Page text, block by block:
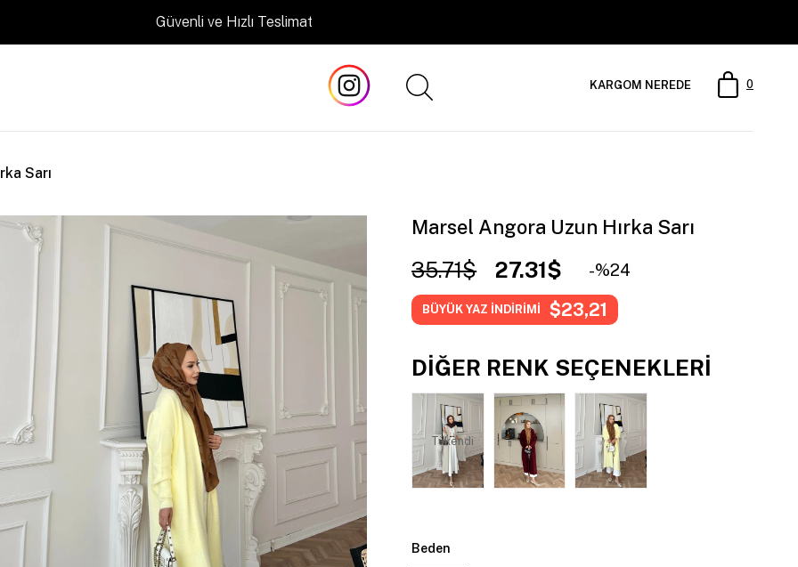
Güvenli ve Hızlı Teslimat
0
KARGOM NEREDE
Sarı
Marsel Angora Uzun Hırka Sarı
35.71$ 27.31$ 24
BÜYÜK YAZ İNDİRİMİ $23,21
DIĞER RENK SEÇENEKLERI
Tükendi
Beden